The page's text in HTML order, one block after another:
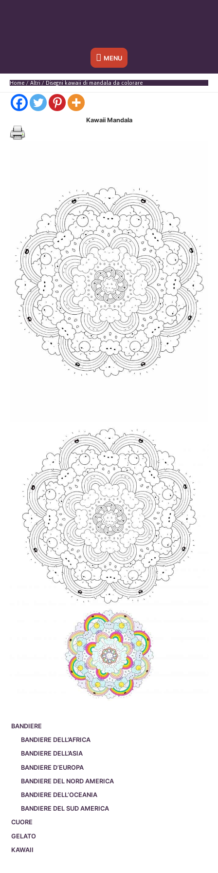
Sotto
l'header
MENU
Home Altri Disegni kawaii di mandala da colorare
BANDIERE
BANDIERE DELL’AFRICA
BANDIERE DELL’ASIA
BANDIERE D’EUROPA
BANDIERE DEL NORD AMERICA
BANDIERE DELL’OCEANIA
BANDIERE DEL SUD AMERICA
CUORE
GELATO
KAWAII
Kawaii Mandala